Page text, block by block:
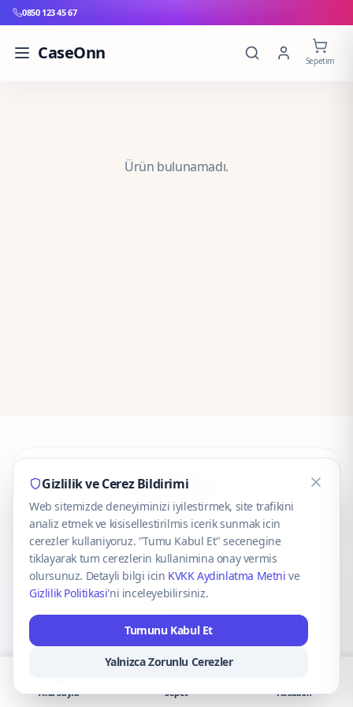
0850 123 45 67
CaseOnn Sepetim
Ürün bulunamadı.
CaseOnn
© 2025 CaseOnn. Tüm hakları saklıdır.
VISA Mastercard
Gizlilik ve Cerez Bildirimi
Web sitemizde deneyiminizi iyilestirmek, site trafikini
analiz etmek ve kisisellestirilmis icerik sunmak icin
cerezler kullaniyoruz. "Tumu Kabul Et" secenegine
tiklayarak tum cerezlerin kullanimina onay vermis
olursunuz. Detayli bilgi icin KVKK Aydinlatma Metni ve
Gizlilik Politikasi'ni inceleyebilirsiniz.
Tumunu Kabul Et
Yalnizca Zorunlu Cerezler
Ana Sayfa Sepet Hesabım